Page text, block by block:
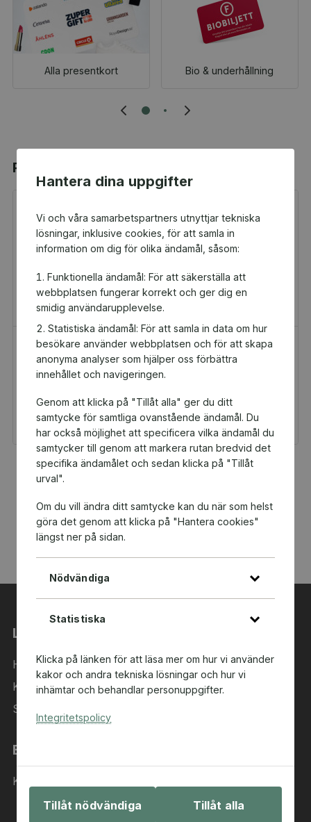
Hantera dina uppgifter
Vi och våra samarbetspartners utnyttjar tekniska
lösningar, inklusive cookies, för att samla in
information om dig för olika ändamål, såsom:
Funktionella ändamål: För att säkerställa att
webbplatsen fungerar korrekt och ger dig en
smidig användarupplevelse.
Statistiska ändamål: För att samla in data om hur
besökare använder webbplatsen och för att skapa
anonyma analyser som hjälper oss förbättra
innehållet och navigeringen.
Genom att klicka på "Tillåt alla" ger du ditt
samtycke för samtliga ovanstående ändamål. Du
har också möjlighet att specificera vilka ändamål du
samtycker till genom att markera rutan bredvid det
specifika ändamålet och sedan klicka på "Tillåt
urval".
Om du vill ändra ditt samtycke kan du när som helst
göra det genom att klicka på "Hantera cookies"
längst ner på sidan.
Nödvändiga
Statistiska
Klicka på länken för att läsa mer om hur vi använder
kakor och andra tekniska lösningar och hur vi
inhämtar och behandlar personuppgifter.
Integritetspolicy
Tillåt nödvändiga Tillåt alla
Alla presentkort Bio & underhållning
Populära produkter
H&M Presentkort
Presentkort
Du och Zorrow Club får
5 kr tillbaka
Golfamore
Presentkort
Du och Zorrow Club får
29,75 kr tillbaka
Länkar
Hem
Kategorier
Sök i sortimentet
Behöver du hjälp?
Kontakta oss